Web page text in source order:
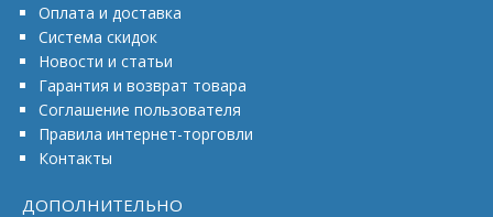
Оплата и доставка
Система скидок
Новости и статьи
Гарантия и возврат товара
Соглашение пользователя
Правила интернет-торговли
Контакты
ДОПОЛНИТЕЛЬНО